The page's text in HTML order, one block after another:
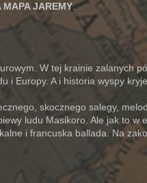
MAPA JAREMY.
W tej krainie zalanych
i Europy. A i historia wyspy
skocznego salegy,
ludu Masikoro. Ale jak to w
i francuska ballada. Na